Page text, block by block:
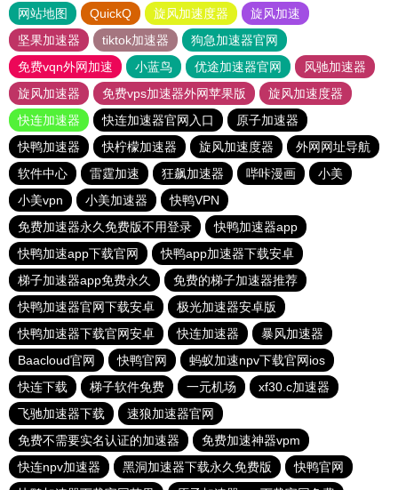
网站地图 QuickQ 旋风加速度器
旋风加速
坚果加速器
tiktok加速器
狗急加速器官网
免费vqn外网加速
小蓝鸟 优途加速器官网
风驰加速器
旋风加速器
免费vps加速器外网苹果版
旋风加速度器
快连加速器
快连加速器官网入口
原子加速器
快鸭加速器
快柠檬加速器 旋风加速度器
外网网址导航
软件中心
雷霆加速 狂飙加速器 哔咔漫画
小美
小美vpn
小美加速器
快鸭VPN
免费加速器永久免费版不用登录
快鸭加速器app
快鸭加速app下载官网
快鸭app加速器下载安卓
梯子加速器app免费永久
免费的梯子加速器推荐
快鸭加速器官网下载安卓
极光加速器安卓版
快鸭加速器下载官网安卓
快连加速器
暴风加速器
Baacloud官网
快鸭官网
蚂蚁加速npv下载官网ios
快连下载
梯子软件免费 一元机场
xf30.c加速器
飞驰加速器下载
速狼加速器官网
免费不需要实名认证的加速器
免费加速神器vpm
快连npv加速器
黑洞加速器下载永久免费版
快鸭官网